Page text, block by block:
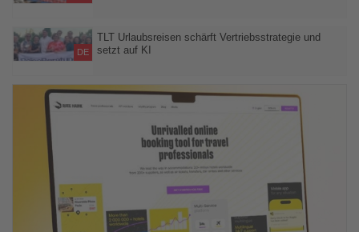
Sommerportfolio 2026 aus erster Hand kennen
DE
TLT Urlaubsreisen schärft Vertriebsstrategie und
setzt auf KI
sollen den Vertrieb ab 2027 stärken